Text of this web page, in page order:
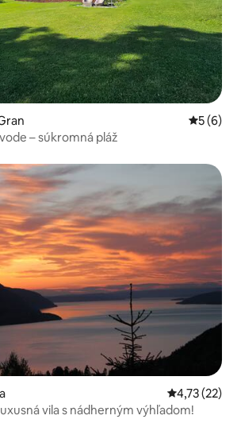
5 (6)
– súkromná pláž
Priemerné
4,73 (22)
vila s nádherným výhľadom!